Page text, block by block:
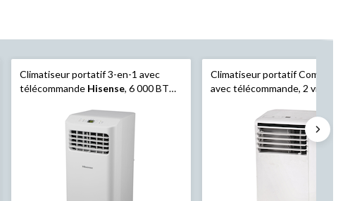
Climatiseur portatif 3-en-1 avec
télécommande Hisense, 6 000 BTU,
Climatiseur portatif Comfee
avec télécommande, 2